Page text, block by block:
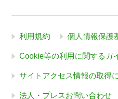
利用規約 個人情報保護
Cookie等の利用に関するガ
サイトアクセス情報の取得
法人・プレスお問い合わせ